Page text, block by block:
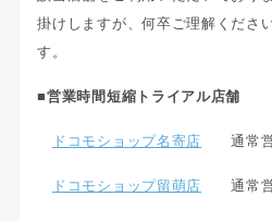
掛けしますが、何卒ご理解くださ
す。
■営業時間短縮トライアル店舗
ドコモショップ名寄店 通常営
ドコモショップ留萌店 通常